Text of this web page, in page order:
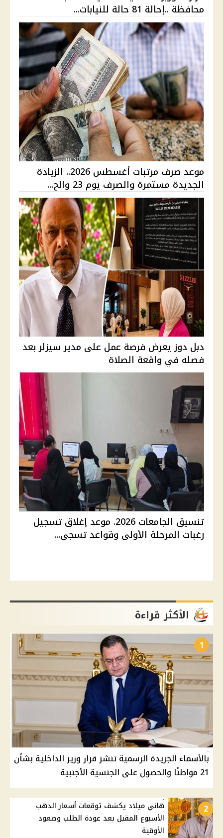
محافظة ..إحالة 81 حالة للنيابات...
موعد صرف مرتبات أغسطس 2026.. الزيادة
الجديدة مستمرة والصرف يوم 23 والح...
دبل دوز يعرض فرصة عمل على مدير سيزلر بعد
فصله في واقعة الصلاة
تنسيق الجامعات 2026. موعد إغلاق تسجيل
رغبات المرحلة الأولى وقواعد تسجي...
الأكثر قراءة
1
بالأسماء الجريدة الرسمية تنشر قرار وزير الداخلية بشأن
21 مواطنًا والحصول على الجنسية الأجنبية
2
هاني ميلاد يكشف توقعات أسعار الذهب
الأسبوع المقبل بعد عودة الطلب وصعود
الأوقية